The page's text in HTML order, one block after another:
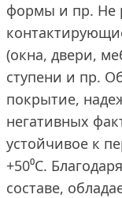
формы и пр. Не
(окна, двери,
ступени и пр.
покрытие,
негативных
устойчивое к
+50⁰С.
составе,